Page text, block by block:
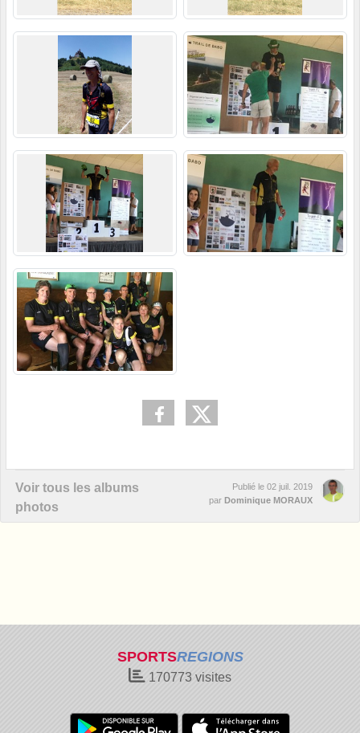
Voir tous les albums
photos
Publié le 02 juil. 2019
par Dominique MORAUX
SPORTSREGIONS
170773 visites